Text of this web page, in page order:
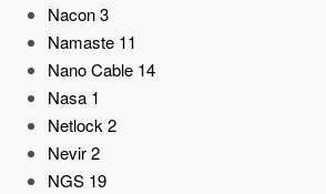
Nacon3
Namaste 11
Nano Cable 14
Nasa 1
Netlock2
Nevir2
NGS 19